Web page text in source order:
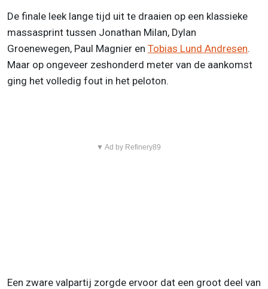
De finale leek lange tijd uit te draaien op een klassieke
massasprint tussen Jonathan Milan, Dylan
Groenewegen, Paul Magnier en Tobias Lund Andresen.
Maar op ongeveer zeshonderd meter van de aankomst
ging het volledig fout in het peloton.
▼ Ad by Refinery89
Een zware valpartij zorgde ervoor dat een groot deel van